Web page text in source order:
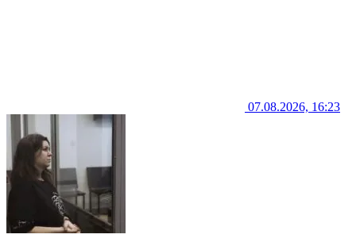
07.08.2026, 16:23